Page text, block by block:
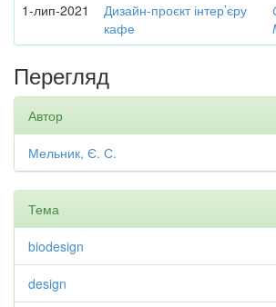
1-лип-2021
Дизайн-проєкт інтер’єру
кафе
Перегляд
Автор
Мельник, Є. С.
Тема
biodesign
design